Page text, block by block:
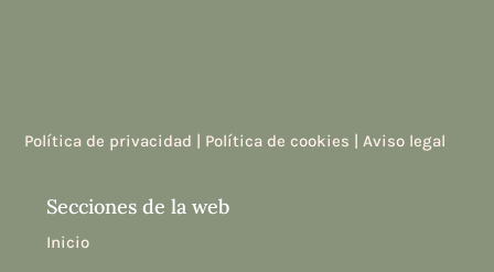
Política de privacidad | Política de cookies |Aviso legal
Secciones de la web
Inicio